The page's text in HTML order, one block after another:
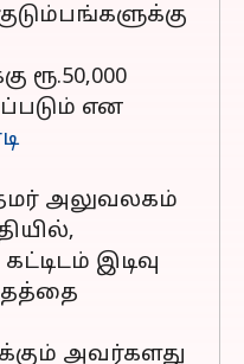
என
அலுவலகம்
இடிவு
அவர்களது